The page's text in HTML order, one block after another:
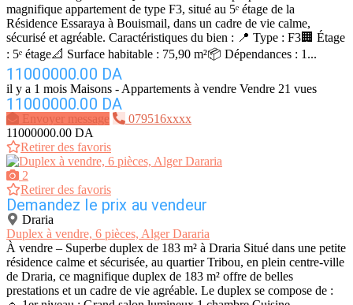
magnifique appartement de type F3, situé au 5ᵉ étage de la
Résidence Essaraya à Bouismail, dans un cadre de vie calme,
sécurisé et agréable. Caractéristiques du bien : 📍 Type : F3🏢 Étage
: 5ᵉ étage📐 Surface habitable : 75,90 m²📦 Dépendances : 1...
11000000.00 DA
il y a 1 mois Maisons - Appartements à vendre Vendre 21 vues
11000000.00 DA
Envoyer message
079516xxxx
11000000.00 DA
Retirer des favoris
2
Retirer des favoris
Demandez le prix au vendeur
Draria
Duplex à vendre, 6 pièces, Alger Dararia
À vendre – Superbe duplex de 183 m² à Draria Situé dans une petite
résidence calme et sécurisée, au quartier Tribou, en plein centre-ville
de Draria, ce magnifique duplex de 183 m² offre de belles
prestations et un cadre de vie agréable. Le duplex se compose de :